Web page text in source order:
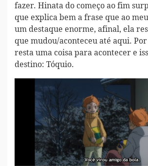
fazer. Hinata do começo ao fim
que explica bem a frase que ao
um destaque enorme, afinal, ela
que mudou/aconteceu até aqui.
resta uma coisa para acontecer e
destino: Tóquio.